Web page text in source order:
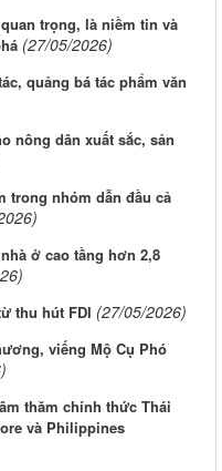
trọng, là niềm tin và
(27/05/2026)
quảng bá tác phẩm văn
nông dân xuất sắc, sản
trong nhóm dẫn đầu cả
ở cao tầng hơn 2,8
thu hút FDI (27/05/2026)
viếng Mộ Cụ Phó
thăm chính thức Thái
và Philippines